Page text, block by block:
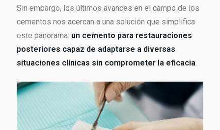
Sin embargo, los últimos avances en el campo de los
cementos nos acercan a una solución que simplifica
este panorama: un cemento para restauraciones
posteriores capaz de adaptarse a diversas
situaciones clínicas sin comprometer la eficacia.